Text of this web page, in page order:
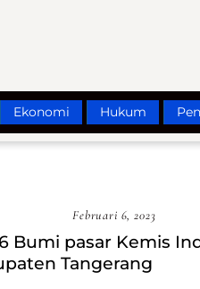
Ekonomi Hukum
Februari 6, 2023
Bumi pasar Kemis
Tangerang